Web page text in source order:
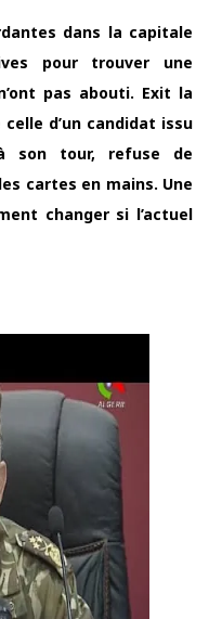
dans la capitale
pour trouver une
pas abouti. Exit la
d’un candidat issu
son tour, refuse de
cartes en mains. Une
changer si l’actuel